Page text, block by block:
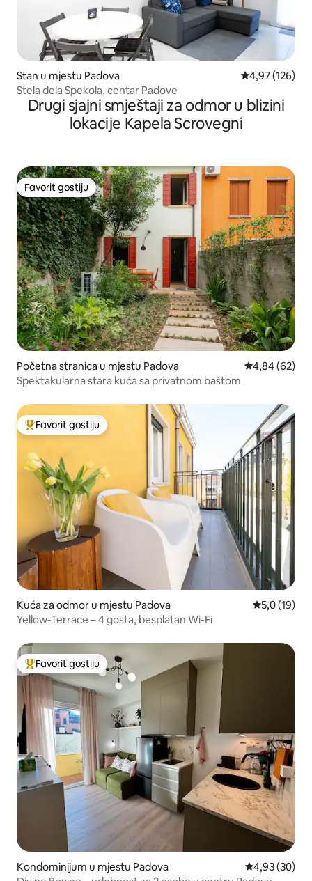
Stan u mjestu Padova prosječna
4,97 (126)
Stela dela Spekola, centar Padove
Drugi sjajni smještaji za odmor u blizini
lokacije Kapela Scrovegni
Favorit gostiju
Favorit gostiju
Početna stranica u mjestu Padova prosječna
4,84 (62)
Spektakularna stara kuća sa privatnom baštom
Glavni favorit gostiju
Favorit gostiju
Kuća za odmor u mjestu Padova prosječna
5,0 (19)
Yellow-Terrace – 4 gosta, besplatan Wi-Fi
Glavni favorit gostiju
Favorit gostiju
Kondominijum u mjestu Padova prosječna
4,93 (30)